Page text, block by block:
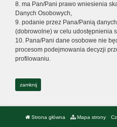
8. ma Pan/Pani prawo wniesienia
Danych Osobowych,
9. podanie przez Pana/Panią
(dobrowolne) w celu udostępnienia
10. Pana/Pani dane osobowe nie
procesom podejmowania decyzji
profilowaniu.
zamknij
Strona główna Mapa strony